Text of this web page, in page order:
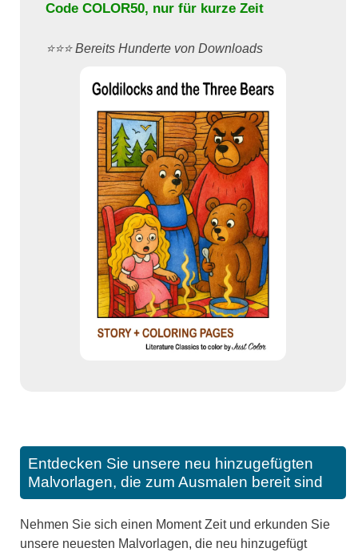
Code COLOR50, nur für kurze Zeit
⭐️⭐️⭐️ Bereits Hunderte von Downloads
Entdecken Sie unsere neu hinzugefügten
Malvorlagen, die zum Ausmalen bereit sind
Nehmen Sie sich einen Moment Zeit und erkunden Sie
unsere neuesten Malvorlagen, die neu hinzugefügt